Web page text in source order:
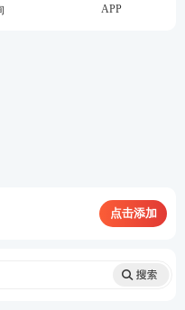
划说明书约定的规模
资产；以专项计划资
APP
点击添加